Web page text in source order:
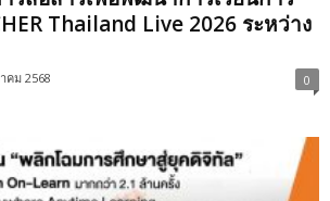
Thailand Live 2026 ระหว่าง
คม 2568 0